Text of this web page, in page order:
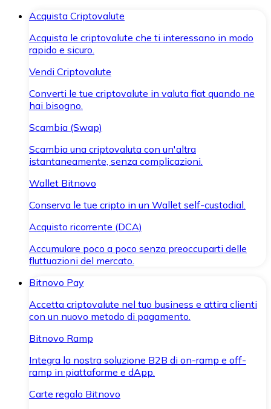
Acquista Criptovalute
Acquista le criptovalute che ti interessano in modo
rapido e sicuro.
Vendi Criptovalute
Converti le tue criptovalute in valuta fiat quando ne
hai bisogno.
Scambia (Swap)
Scambia una criptovaluta con un'altra
istantaneamente, senza complicazioni.
Wallet Bitnovo
Conserva le tue cripto in un Wallet self-custodial.
Acquisto ricorrente (DCA)
Accumulare poco a poco senza preoccuparti delle
fluttuazioni del mercato.
Bitnovo Pay
Accetta criptovalute nel tuo business e attira clienti
con un nuovo metodo di pagamento.
Bitnovo Ramp
Integra la nostra soluzione B2B di on-ramp e off-
ramp in piattaforme e dApp.
Carte regalo Bitnovo